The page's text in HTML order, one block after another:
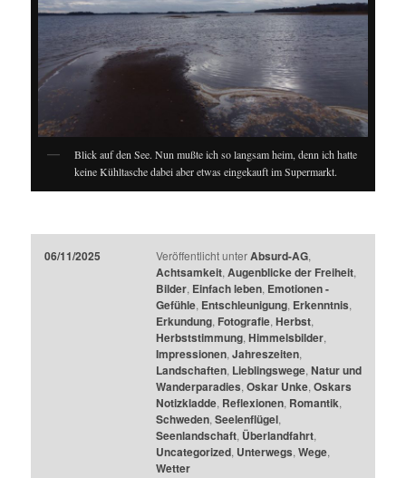
Blick auf den See. Nun mußte ich so langsam heim, denn ich hatte
keine Kühltasche dabei aber etwas eingekauft im Supermarkt.
06/11/2025 Veröffentlicht unter Absurd-AG,
Achtsamkeit, Augenblicke der Freiheit,
Bilder, Einfach leben, Emotionen -
Gefühle, Entschleunigung, Erkenntnis,
Erkundung, Fotografie, Herbst,
Herbststimmung, Himmelsbilder,
Impressionen, Jahreszeiten,
Landschaften, Lieblingswege, Natur und
Wanderparadies, Oskar Unke, Oskars
Notizkladde, Reflexionen, Romantik,
Schweden, Seelenflügel,
Seenlandschaft, Überlandfahrt,
Uncategorized, Unterwegs, Wege,
Wetter